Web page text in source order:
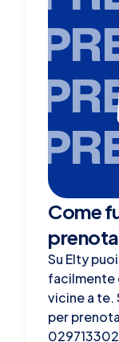
Come
Su Elty
facilmente
vicine a te.
per